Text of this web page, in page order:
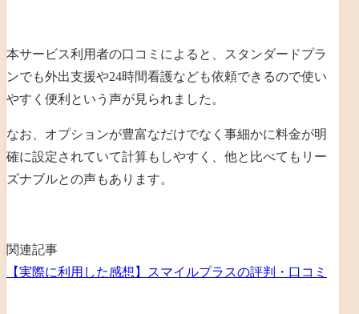
本サービス利用者の口コミによると、 スタンダードプラ
ンでも外出支援や24時間看護なども依頼できるので使い
やすく便利という声が見られました。
なお、 オプションが豊富なだけでなく事細かに料金が明
確に設定されていて計算もしやすく、他と比べてもリー
ズナブルとの声もあります。
関連記事
【実際に利用した感想】スマイルプラスの評判・口コミ